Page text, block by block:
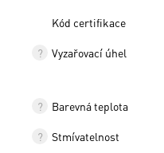
Kód certifikace
Vyzařovací úhel
Barevná teplota
Stmívatelnost